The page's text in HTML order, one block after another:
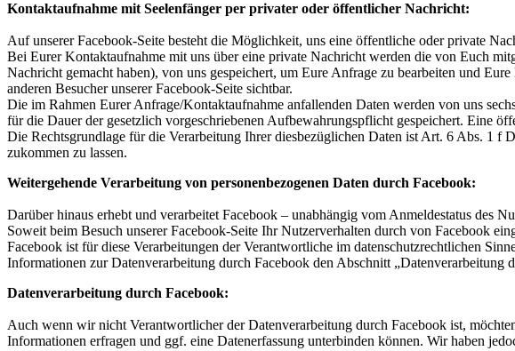
Kontaktaufnahme mit Seelenfänger per privater oder öffentlicher Nachricht:
Auf unserer Facebook-Seite besteht die Möglichkeit, uns eine öffentliche oder private
Bei Eurer Kontaktaufnahme mit uns über eine private Nachricht werden die von Euch
Nachricht gemacht haben), von uns gespeichert, um Eure Anfrage zu bearbeiten und
anderen Besucher unserer Facebook-Seite sichtbar.
Die im Rahmen Eurer Anfrage/Kontaktaufnahme anfallenden Daten werden von uns
für die Dauer der gesetzlich vorgeschriebenen Aufbewahrungspflicht gespeichert. Eine
Die Rechtsgrundlage für die Verarbeitung Ihrer diesbezüglichen Daten ist Art. 6 Abs. 1 f
zukommen zu lassen.
Weitergehende Verarbeitung von personenbezogenen Daten durch Facebook:
Darüber hinaus erhebt und verarbeitet Facebook – unabhängig vom Anmeldestatus des
Soweit beim Besuch unserer Facebook-Seite Ihr Nutzerverhalten durch von Facebook
Facebook ist für diese Verarbeitungen der Verantwortliche im datenschutzrechtlichen
Informationen zur Datenverarbeitung durch Facebook den Abschnitt „Datenverarbeitung
Datenverarbeitung durch Facebook:
Auch wenn wir nicht Verantwortlicher der Datenverarbeitung durch Facebook ist,
Informationen erfragen und ggf. eine Datenerfassung unterbinden können. Wir haben